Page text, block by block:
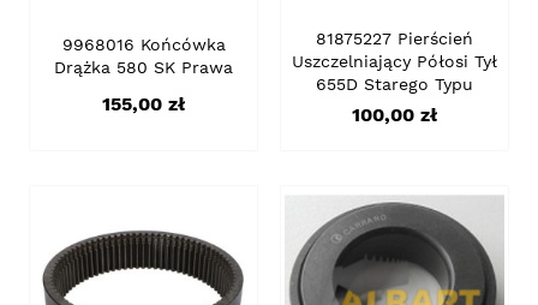
9968016 Końcówka
Drążka 580 SK Prawa
Cena
155,00 zł
81875227 Pierścień
Uszczelniający Półosi Tył
655D Starego Typu
Cena
100,00 zł